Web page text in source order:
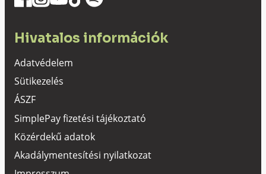
Hivatalos információk
Adatvédelem
Sütikezelés
ÁSZF
SimplePay fizetési tájékoztató
Közérdekű adatok
Akadálymentesítési nyilatkozat